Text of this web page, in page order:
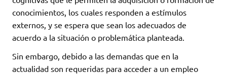
conocimientos, los cuales responden a estímulos
externos, y se espera que sean los adecuados de
acuerdo a la situación o problemática planteada.
Sin embargo, debido a las demandas que en la
actualidad son requeridas para acceder a un empleo